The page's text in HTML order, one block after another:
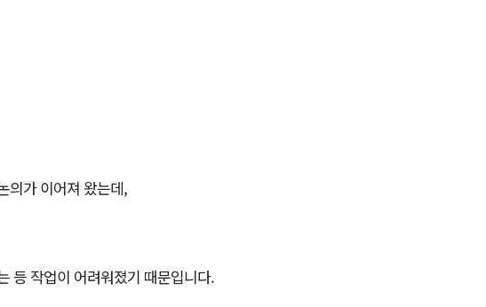
의가 이어져 왔는데,
등 작업이 어려워졌기 때문입니다.